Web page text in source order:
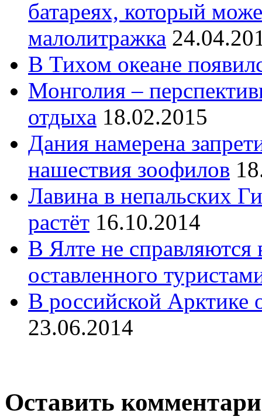
батареях, который
малолитражка
В Тихом океане
Монголия –
отдыха 18.02.2015
Дания намерена
нашествия зоофилов
Лавина в непальских
растёт 16.10.2014
В Ялте не справляются
оставленного
В российской Арктике
23.06.2014
Оставить